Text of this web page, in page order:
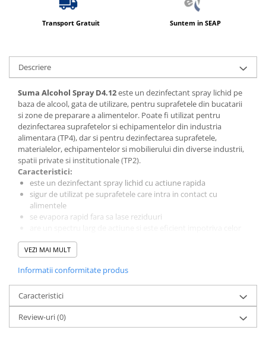
Transport Gratuit Suntem in SEAP
Descriere
Suma Alcohol Spray D4.12este un dezinfectant spray lichid pe
baza de alcool, gata de utilizare, pentru suprafetele din bucatarii
si zone de preparare a alimentelor. Poate fi utilizat pentru
dezinfectarea suprafetelor si echipamentelor din industria
alimentara (TP4), dar si pentru dezinfectarea suprafetele,
materialelor, echipamentelor si mobilierului din diverse industrii,
spatii private si institutionale (TP2).
Caracteristici:
este un dezinfectant spray lichid cu actiune rapida
sigur de utilizat pe suprafetele care intra in contact cu
alimentele
se evapora rapid fara sa lase reziduuri
mai multe forme vegetative ale micro-organismelor
Cod articol: DIV-100875599
Aspect: lichid limpede,
Culoare: incolor
Valoare pH (net): 7,0
Densitate relativa la 20°C): 0,85
Punct de inflamabilitate: 15oC
VEZI MAI MULT
Informatii conformitate produs
Caracteristici
Review-uri(0)